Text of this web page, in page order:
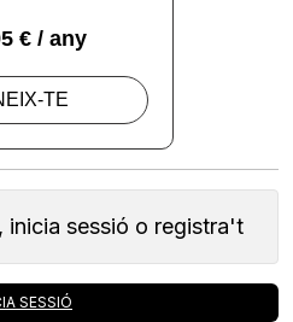
inicia sessió o registra't
SESSIÓ